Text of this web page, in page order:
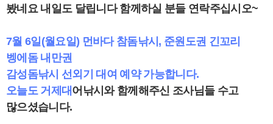
봤네요 내일도 달립니다 함께하실 분들 연락주십시오~
7월 6일(월요일) 먼바다 참돔낚시, 준원도권 긴꼬리
벵에돔 내만권
감성돔낚시 선외기 대여 예약 가능합니다.
오늘도 거제대 어낚시와 함께해주신 조사님들 수고
많으셨습니다.